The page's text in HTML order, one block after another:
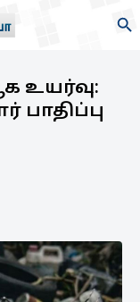
உயர்வு:
பாதிப்பு